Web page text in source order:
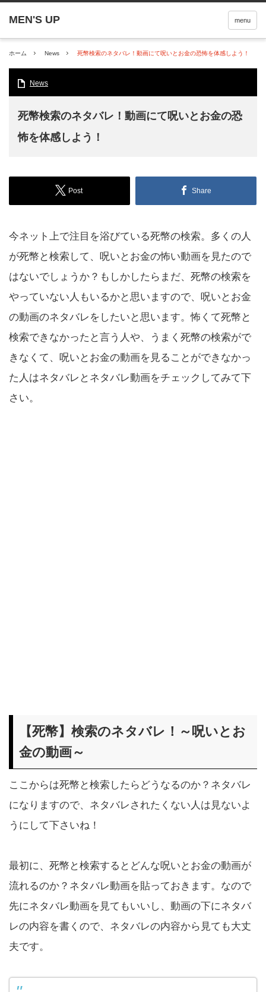
menu
ホーム News 死幣検索のネタバレ！動画にて呪いとお金の恐怖を体感しよう！
News
死幣検索のネタバレ！動画にて呪いとお金の恐
怖を体感しよう！
Post Share
今ネット上で注目を浴びている死幣の検索。多くの人
が死幣と検索して、呪いとお金の怖い動画を見たので
はないでしょうか？もしかしたらまだ、死幣の検索を
やっていない人もいるかと思いますので、呪いとお金
の動画のネタバレをしたいと思います。怖くて死幣と
検索できなかったと言う人や、うまく死幣の検索がで
きなくて、呪いとお金の動画を見ることができなかっ
た人はネタバレとネタバレ動画をチェックしてみて下
さい。
【死幣】検索のネタバレ！～呪いとお
金の動画～
ここからは死幣と検索したらどうなるのか？ネタバレ
になりますので、ネタバレされたくない人は見ないよ
うにして下さいね！
最初に、死幣と検索するとどんな呪いとお金の動画が
流れるのか？ネタバレ動画を貼っておきます。なので
先にネタバレ動画を見てもいいし、動画の下にネタバ
レの内容を書くので、ネタバレの内容から見ても大丈
夫です。